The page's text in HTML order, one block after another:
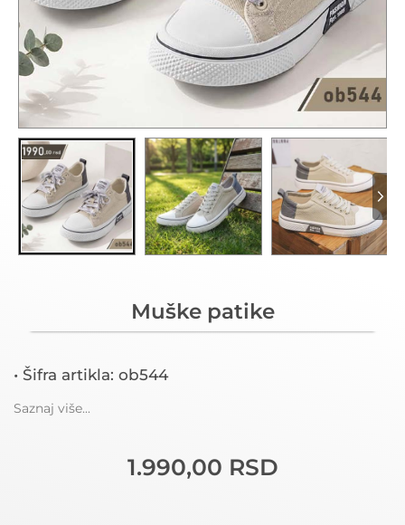
Muške patike
• Šifra artikla: ob544
Saznaj više...
1.990,00 RSD